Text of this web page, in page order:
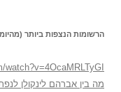
הרשומות הנצפות ביותר
מה בין אברהם לינקולן